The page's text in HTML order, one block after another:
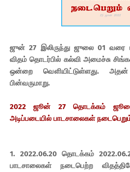
ஜுன் 27 இலிருந்து ஜுலை 01 வரை
விதம் தொடர்பில் கல்வி அமைச்சு
ஒன்றை வௌியிட்டுள்ளது. அதன்
பின்வருமாறு.
2022 ஜூன் 27 தொடக்கம்
அடிப்படையில் பாடசாலைகள்
1. 2022.06.20 தொடக்கம்
பாடசாலைகள் நடைபெற்ற